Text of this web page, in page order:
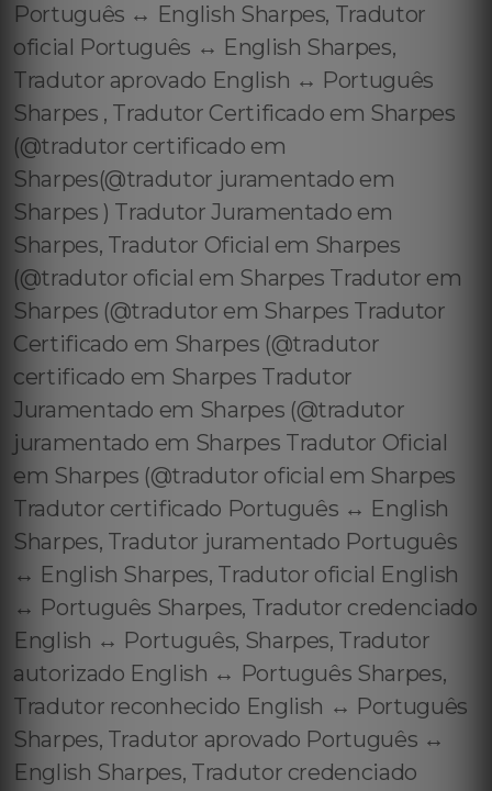
Português ↔️ English Sharpes, Tradutor
oficial Português ↔️ English Sharpes,
Tradutor aprovado English ↔️ Português
Sharpes , Tradutor Certificado em Sharpes
(@tradutor certificado em
Sharpes(@tradutor juramentado em
Sharpes ) Tradutor Juramentado em
Sharpes, Tradutor Oficial em Sharpes
(@tradutor oficial em Sharpes Tradutor em
Sharpes (@tradutor em Sharpes Tradutor
Certificado em Sharpes (@tradutor
certificado em Sharpes Tradutor
Juramentado em Sharpes (@tradutor
juramentado em Sharpes Tradutor Oficial
em Sharpes (@tradutor oficial em Sharpes
Tradutor certificado Português ↔️ English
Sharpes, Tradutor juramentado Português
↔️ English Sharpes, Tradutor oficial English
↔️ Português Sharpes, Tradutor credenciado
English ↔️ Português, Sharpes, Tradutor
autorizado English ↔️ Português Sharpes,
Tradutor reconhecido English ↔️ Português
Sharpes, Tradutor aprovado Português ↔️
English Sharpes, Tradutor credenciado